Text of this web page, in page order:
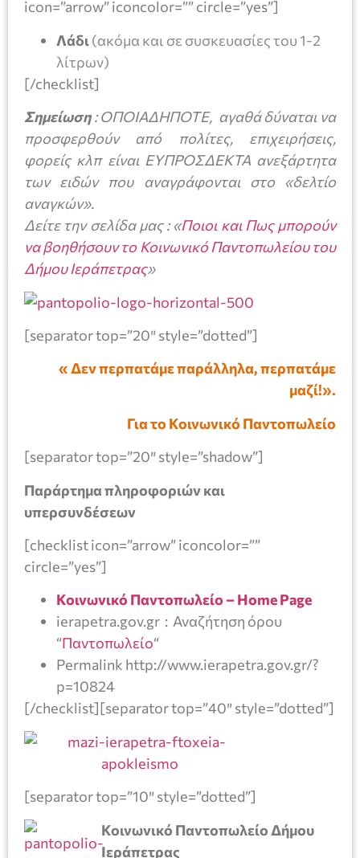
icon=”arrow” iconcolor=”” circle=”yes”]
Λάδι(ακόμα και σε συσκευασίες του 1-2
λίτρων)
[/checklist]
Σημείωση: ΟΠΟΙΑΔΗΠΟΤΕ, αγαθά δύναται να
προσφερθούν από πολίτες, επιχειρήσεις,
φορείς κλπ είναι ΕΥΠΡΟΣΔΕΚΤΑ ανεξάρτητα
των ειδών που αναγράφονται στο «δελτίο
αναγκών».
Δείτε την σελίδα μας : «Ποιοι και Πως μπορούν
να βοηθήσουν το Κοινωνικό Παντοπωλείου του
Δήμου Ιεράπετρας»
[separator top=”20″ style=”dotted”]
« Δεν περπατάμε παράλληλα, περπατάμε
μαζί!».
Για το Κοινωνικό Παντοπωλείο
[separator top=”20″ style=”shadow”]
Παράρτημα πληροφοριών και
υπερσυνδέσεων
[checklist icon=”arrow” iconcolor=””
circle=”yes”]
Κοινωνικό Παντοπωλείο – Home Page
ierapetra.gov.gr : Αναζήτηση όρου
“Παντοπωλείο“
Permalink http://www.ierapetra.gov.gr/?
p=10824
[/checklist][separator top=”40″ style=”dotted”]
[separator top=”10″ style=”dotted”]
Κοινωνικό Παντοπωλείο Δήμου
Ιεράπετρας